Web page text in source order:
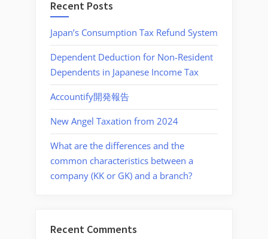
Recent Posts
Japan’s Consumption Tax Refund System
Dependent Deduction for Non-Resident
Dependents in Japanese Income Tax
Accountify開発報告
New Angel Taxation from 2024
What are the differences and the
common characteristics between a
company (KK or GK) and a branch?
Recent Comments